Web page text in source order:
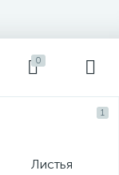
0
Листья
1